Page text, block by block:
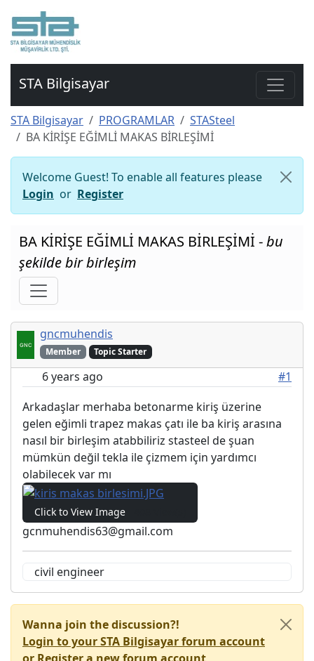
STA Bilgisayar
STA Bilgisayar PROGRAMLAR
STASteel
BA KİRİŞE EĞİMLİ MAKAS BİRLEŞİMİ
Welcome Guest! To enable all features please
Login or Register
BA KİRİŞE EĞİMLİ MAKAS BİRLEŞİMİ -bu
şekilde bir birleşim
gncmuhendis
Member Topic Starter
6 years ago
#1
Arkadaşlar merhaba betonarme kiriş üzerine
gelen eğimli trapez makas çatı ile ba kiriş arasına
nasıl bir birleşim atabbiliriz stasteel de şuan
mümkün değil tekla ile çizmem için yardımcı
olabilecek var mı
Click to View Image
gcnmuhendis63@gmail.com
civil engineer
Wanna join the discussion?!
Login to your STA Bilgisayar forum account